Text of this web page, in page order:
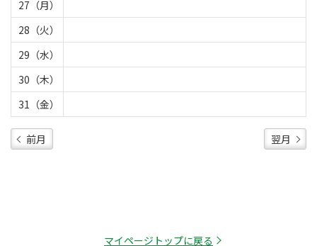
27（月）
28（火）
29（水）
30（木）
31（金）
前月 翌月
マイページトップに戻る